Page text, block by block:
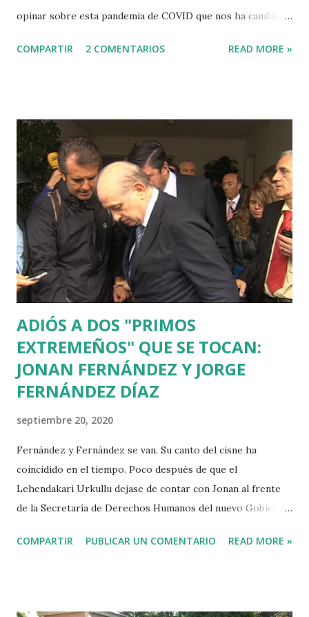
opinar sobre esta pandemia de COVID que nos ha cambiado
un exhaustivo trabajo de información. Suelo decir que sólo
mi tardía respuesta contra los políticos y técnicos de la
Administración Pública Vasca responsables de haber
extendido por toda Europa la mentira de que en 2006 en
Euskadi había Gripe Aviar. De ahí mi escepticismo de
entonces ante la nueva enfermedad que se iba extendiendo
por el mundo desde China. Pero yo no soy conspiranoico ni
tengo una opinión suficientemente informada sobre lo que
pasa con el COVID. Sin embargo, estoy hasta el moño del
uso abusivo de estadísticas mentirosas que infunden el
mie...
COMPARTIR 2 COMENTARIOS READ MORE »
ADIÓS A DOS "PRIMOS
EXTREMEÑOS" QUE SE TOCAN:
JONAN FERNÁNDEZ Y JORGE
FERNÁNDEZ DÍAZ
septiembre 20, 2020
Fernández y Fernández se van. Su canto del cisne ha
coincidido en el tiempo. Poco después de que el
Lehendakari Urkullu dejase de contar con Jonan al frente
de la Secretaría de Derechos Humanos del nuevo Gobierno
Díaz ya no es "uno de los nuestros". El ex-concejal de HB de
COMPARTIR PUBLICAR UN COMENTARIO READ MORE »